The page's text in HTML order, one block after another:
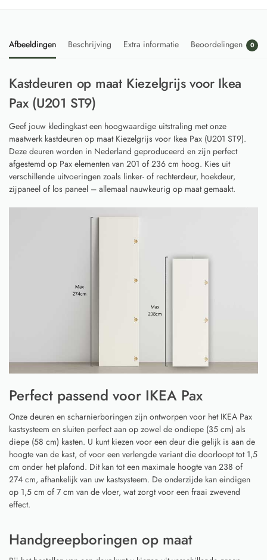
Afbeeldingen Beschrijving Extra informatie Beoordelingen 0
Kastdeuren op maat Kiezelgrijs voor Ikea
Pax (U201 ST9)
Geef jouw kledingkast een hoogwaardige uitstraling met onze
maatwerk kastdeuren op maat Kiezelgrijs voor Ikea Pax (U201 ST9).
Deze deuren worden in Nederland geproduceerd en zijn perfect
afgestemd op Pax elementen van 201 of 236 cm hoog. Kies uit
verschillende uitvoeringen zoals linker- of rechterdeur, hoekdeur,
zijpaneel of los paneel – allemaal nauwkeurig op maat gemaakt.
Perfect passend voor IKEA Pax
Onze deuren en scharnierboringen zijn ontworpen voor het IKEA Pax
kastsysteem en sluiten perfect aan op zowel de ondiepe (35 cm) als
diepe (58 cm) kasten. U kunt kiezen voor een deur die gelijk is aan de
hoogte van de kast, of voor een verlengde variant die doorloopt tot 1,5
cm onder het plafond. Dit kan tot een maximale hoogte van 238 of
274 cm, afhankelijk van uw kastsysteem. De onderzijde kan eindigen
op 1,5 cm of 7 cm van de vloer, wat zorgt voor een fraai zwevend
effect.
Handgreepboringen op maat